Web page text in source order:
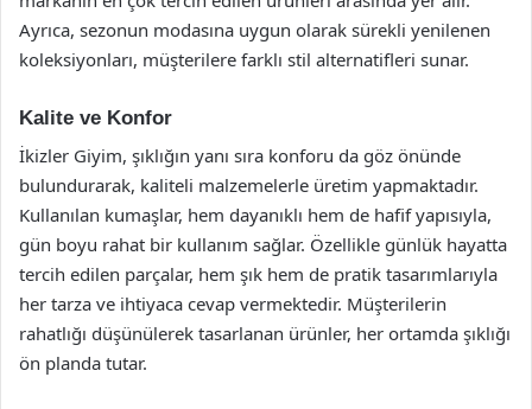
Ayrıca, sezonun modasına uygun olarak sürekli yenilenen
koleksiyonları, müşterilere farklı stil alternatifleri sunar.
Kalite ve Konfor
İkizler Giyim, şıklığın yanı sıra konforu da göz önünde
bulundurarak, kaliteli malzemelerle üretim yapmaktadır.
Kullanılan kumaşlar, hem dayanıklı hem de hafif yapısıyla,
gün boyu rahat bir kullanım sağlar. Özellikle günlük hayatta
tercih edilen parçalar, hem şık hem de pratik tasarımlarıyla
her tarza ve ihtiyaca cevap vermektedir. Müşterilerin
rahatlığı düşünülerek tasarlanan ürünler, her ortamda şıklığı
ön planda tutar.